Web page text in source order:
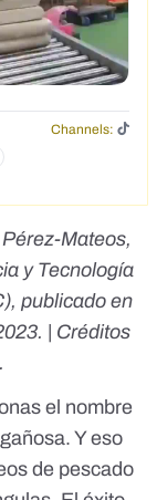
Channels:
Mateos,
y Tecnología
publicado en
| Créditos
.
el nombre
Y eso
de pescado